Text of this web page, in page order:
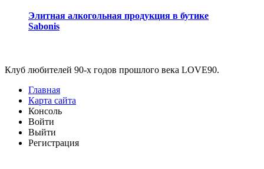
Элитная алкогольная продукция в бутике
Sabonis
Клуб любителей 90-х годов прошлого века LOVE90.
Главная
Карта сайта
Консоль
Войти
Выйти
Регистрация